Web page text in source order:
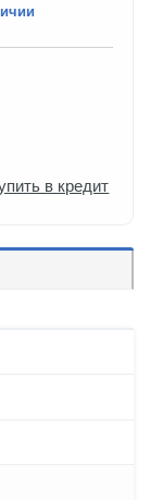
в кредит